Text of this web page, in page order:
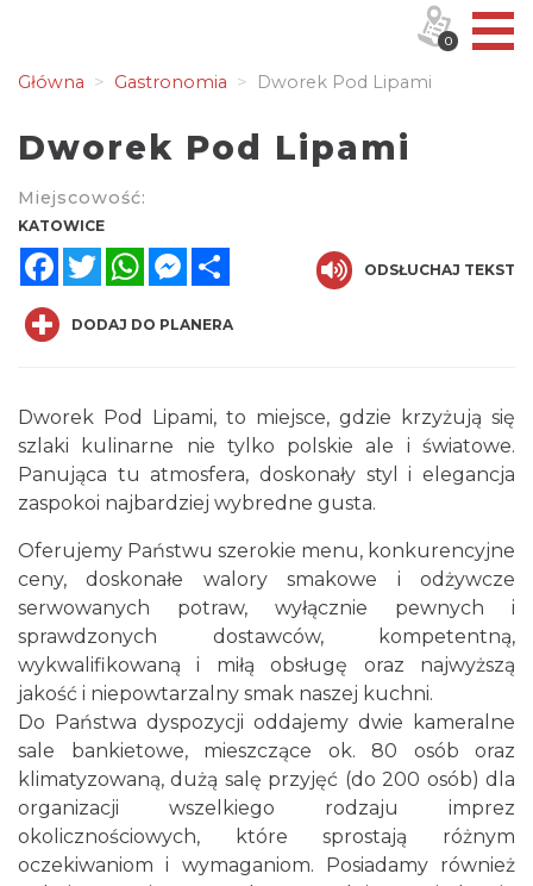
Główna Gastronomia Dworek Pod Lipami
Dworek Pod Lipami
Miejscowość:
KATOWICE
FacebookTwitterWhatsAppMessenger
ODSŁUCHAJ TEKST
DODAJ DO PLANERA
Dworek Pod Lipami, to miejsce, gdzie krzyżują się
szlaki kulinarne nie tylko polskie ale i światowe.
Panująca tu atmosfera, doskonały styl i elegancja
zaspokoi najbardziej wybredne gusta.
Oferujemy Państwu szerokie menu, konkurencyjne
ceny, doskonałe walory smakowe i odżywcze
serwowanych potraw, wyłącznie pewnych i
sprawdzonych dostawców, kompetentną,
wykwalifikowaną i miłą obsługę oraz najwyższą
jakość i niepowtarzalny smak naszej kuchni.
Do Państwa dyspozycji oddajemy dwie kameralne
sale bankietowe, mieszczące ok. 80 osób oraz
klimatyzowaną, dużą salę przyjęć (do 200 osób) dla
organizacji wszelkiego rodzaju imprez
okolicznościowych, które sprostają różnym
oczekiwaniom i wymaganiom. Posiadamy również
0